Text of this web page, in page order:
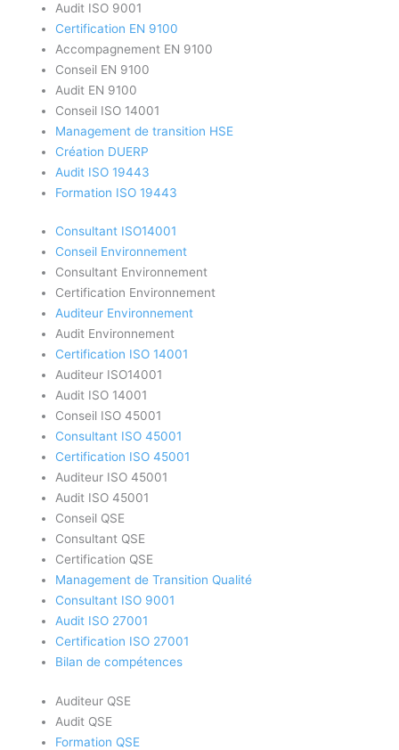
Audit ISO 9001
Certification EN 9100
Accompagnement EN 9100
Conseil EN 9100
Audit EN 9100
Conseil ISO 14001
Management de transition HSE
Création DUERP
Audit ISO 19443
Formation ISO 19443
Consultant ISO14001
Conseil Environnement
Consultant Environnement
Certification Environnement
Auditeur Environnement
Audit Environnement
Certification ISO 14001
Auditeur ISO14001
Audit ISO 14001
Conseil ISO 45001
Consultant ISO 45001
Certification ISO 45001
Auditeur ISO 45001
Audit ISO 45001
Conseil QSE
Consultant QSE
Certification QSE
Management de Transition Qualité
Consultant ISO 9001
Audit ISO 27001
Certification ISO 27001
Bilan de compétences
Auditeur QSE
Audit QSE
Formation QSE